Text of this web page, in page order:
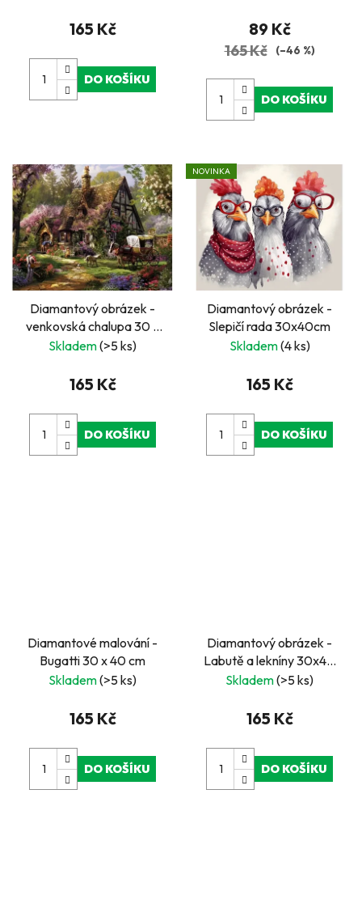
165 Kč
DO KOŠÍKU
89 Kč
165 Kč (–46 %)
DO KOŠÍKU
Diamantový obrázek -
venkovská chalupa 30 x
40 cm
Skladem(>5 ks)
165 Kč
DO KOŠÍKU
NOVINKA
Diamantový obrázek -
Slepičí rada 30x40cm
Skladem(4 ks)
165 Kč
DO KOŠÍKU
Diamantové malování -
Bugatti 30 x 40 cm
Skladem(>5 ks)
165 Kč
DO KOŠÍKU
Diamantový obrázek -
Labutě a lekníny 30x40
cm
Skladem(>5 ks)
165 Kč
DO KOŠÍKU